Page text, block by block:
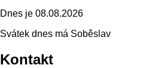
Dnes je 08.08.2026
Svátek dnes má Soběslav
Kontakt